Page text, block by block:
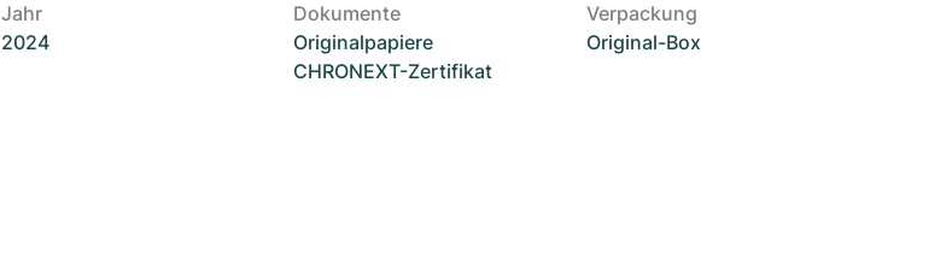
Jahr
2024
Dokumente
Originalpapiere
CHRONEXT-Zertifikat
Verpackung
Original-Box